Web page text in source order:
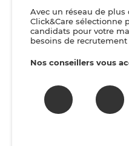
Avec un réseau de plus
Click&Care sélectionne
candidats pour votre
besoins de
Nos conseillers vous